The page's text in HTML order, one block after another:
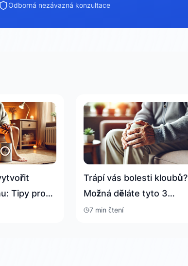
Odborná nezávazná konzultace
Tipy pro
Trápí vás bolesti kloubů?
Možná děláte tyto 3
chyby každý den!
7 min čtení